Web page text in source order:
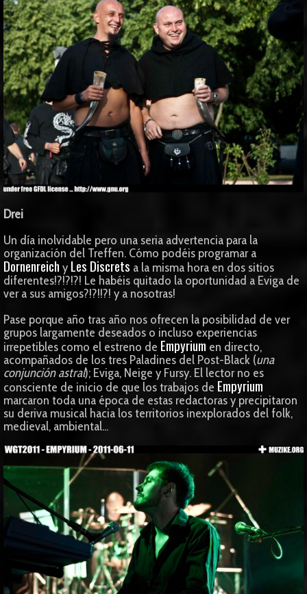
Drei
Un día inolvidable pero una seria advertencia para la
organización del Treffen. Cómo podéis programar a
Dornenreich y Les Discrets a la misma hora en dos sitios
diferentes!?!?!?! Le habéis quitado la oportunidad a Eviga de
ver a sus amigos?!?!!?! y a nosotras!
Pase porque año tras año nos ofrecen la posibilidad de ver
grupos largamente deseados o incluso experiencias
irrepetibles como el estreno de Empyrium en directo,
acompañados de los tres Paladines del Post-Black (una
conjunción astral); Eviga, Neige y Fursy. El lector no es
consciente de inicio de que los trabajos de Empyrium
marcaron toda una época de estas redactoras y precipitaron
su deriva musical hacia los territorios inexplorados del folk,
medieval, ambiental...